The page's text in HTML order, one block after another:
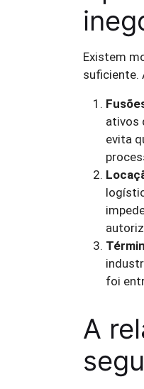
Existem
suficiente.
ativos
evita
foi
A